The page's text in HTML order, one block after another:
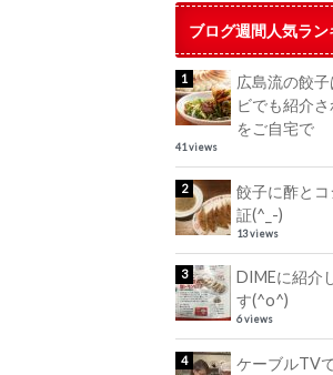
ブログ週間人気ラン
広島流の餃
ビでも紹介
をご自宅で
41 views
餃子に酢と
証(^_-)
13 views
DIMEに紹介
す(^o^)
6 views
ケーブルTV